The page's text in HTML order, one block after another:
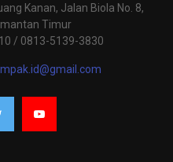
Kanan, Jalan Biola No. 8,
Timur
/ 0813-5139-3830